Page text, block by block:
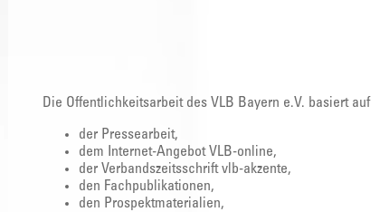
Die Öffentlichkeitsarbeit des VLB Bayern e.V. basiert auf
der Pressearbeit,
dem Internet-Angebot VLB-online,
der Verbandszeitsschrift vlb-akzente,
den Fachpublikationen,
den Prospektmaterialien,